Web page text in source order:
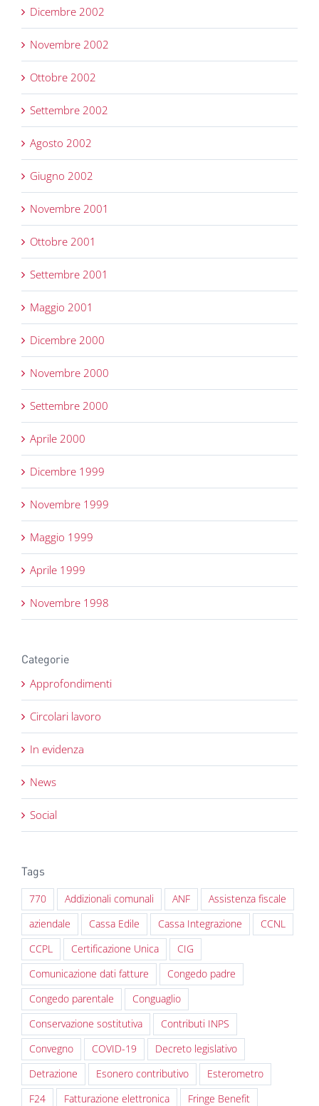
Dicembre 2002
Novembre 2002
Ottobre 2002
Settembre 2002
Agosto 2002
Giugno 2002
Novembre 2001
Ottobre 2001
Settembre 2001
Maggio 2001
Dicembre 2000
Novembre 2000
Settembre 2000
Aprile 2000
Dicembre 1999
Novembre 1999
Maggio 1999
Aprile 1999
Novembre 1998
Categorie
Approfondimenti
Circolari lavoro
In evidenza
News
Social
Tags
770 Addizionali comunali ANF
Assistenza fiscale
aziendale
Cassa Edile Cassa Integrazione
CCNL
CCPL
Certificazione Unica
CIG
Comunicazione dati fatture
Congedo padre
Congedo parentale
Conguaglio
Conservazione sostitutiva
Contributi INPS
Convegno
COVID-19
Decreto legislativo
Detrazione
Esonero contributivo
Esterometro
F24
Fatturazione elettronica
Fringe Benefit